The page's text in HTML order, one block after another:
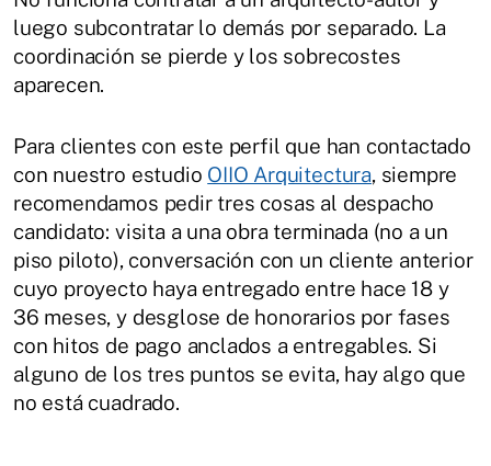
luego subcontratar lo demás por separado. La
coordinación se pierde y los sobrecostes
aparecen.
Para clientes con este perfil que han contactado
con nuestro estudio OIIO Arquitectura, siempre
recomendamos pedir tres cosas al despacho
candidato: visita a una obra terminada (no a un
piso piloto), conversación con un cliente anterior
cuyo proyecto haya entregado entre hace 18 y
36 meses, y desglose de honorarios por fases
con hitos de pago anclados a entregables. Si
alguno de los tres puntos se evita, hay algo que
no está cuadrado.